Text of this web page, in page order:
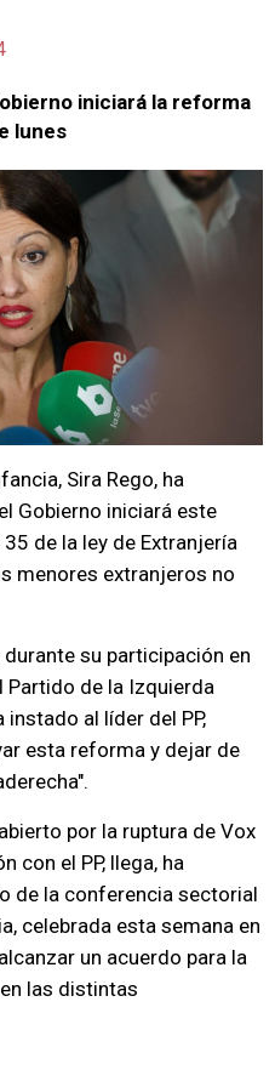
iniciará la reforma
lunes
Sira Rego, ha
Gobierno iniciará este
de la ley de Extranjería
menores extranjeros no
su participación en
Partido de la Izquierda
instado al líder del PP,
esta reforma y dejar de
por la ruptura de Vox
con el PP, llega, ha
de la conferencia sectorial
celebrada esta semana en
un acuerdo para la
las distintas